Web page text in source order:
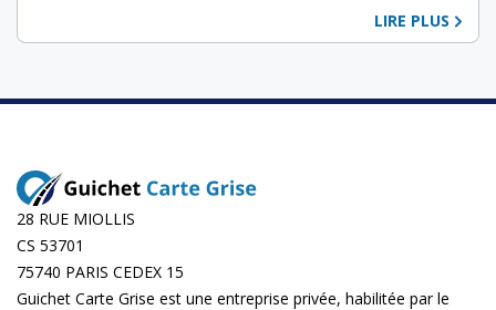
LIRE PLUS
28 RUE MIOLLIS
CS 53701
75740 PARIS CEDEX 15
Guichet Carte Grise est une entreprise privée, habilitée par le